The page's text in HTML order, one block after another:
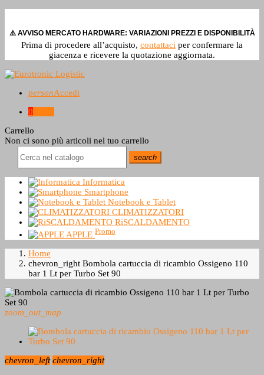
⚠️ AVVISO MERCATO HARDWARE: VARIAZIONI PREZZI E DISPONIBILITÀ
Prima di procedere all’acquisto, contattaci per confermare la
giacenza e ricevere la quotazione aggiornata.
personAccedi
0
Carrello
Non ci sono più articoli nel tuo carrello
search
Informatica
Smartphone
Notebook e Tablet
CLIMATIZZATORI
RiSCALDAMENTO
APPLE Promo
Home
chevron_right Bombola cartuccia di ricambio Ossigeno 110
bar 1 Lt per Turbo Set 90
zoom_out_map
chevron_left chevron_right